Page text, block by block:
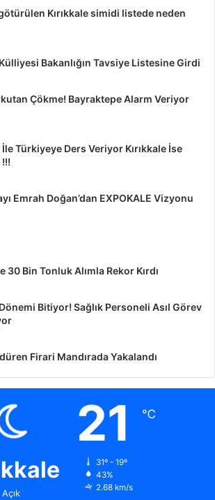
Kırıkkale simidi listede neden
Bakanlığın Tavsiye Listesine Girdi
Çökme! Bayraktepe Alarm Veriyor
Türkiyeye Ders Veriyor Kırıkkale İse
Emrah Doğan’dan EXPOKALE Vizyonu
30 Bin Tonluk Alımla Rekor Kırdı
Bitiyor! Sağlık Personeli Asıl Görev
Firari Mandırada Yakalandı
Açık
21 ℃
31º - 19º
43%
2.68 km/s